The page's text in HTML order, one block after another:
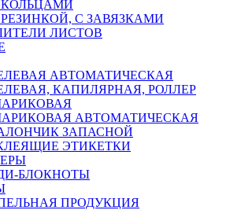
С ЗАВЯЗКАМИ
ЛИСТОВ
АВТОМАТИЧЕСКАЯ
КАПИЛЯРНАЯ, РОЛЛЕР
АВТОМАТИЧЕСКАЯ
ЗАПАСНОЙ
ЭТИКЕТКИ
БЛОКНОТЫ
ПРОДУКЦИЯ